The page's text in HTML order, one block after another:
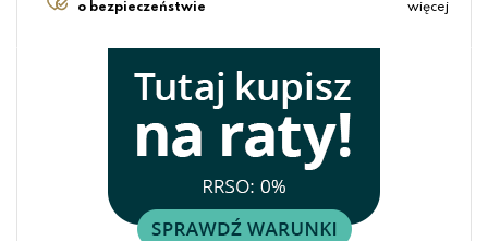
o bezpieczeństwie
więcej